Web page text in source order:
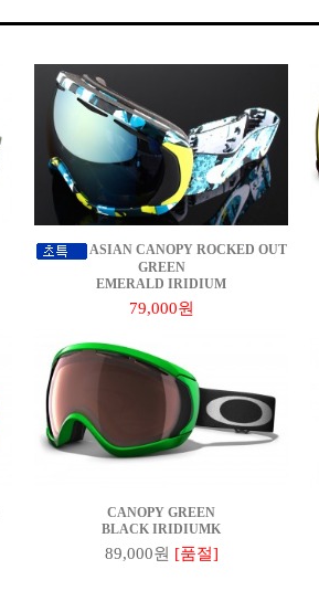
ASIAN CANOPY ROCKED OUT
GREEN
EMERALD IRIDIUM
79,000원
CANOPY GREEN
BLACK IRIDIUMK
89,000원 [품절]